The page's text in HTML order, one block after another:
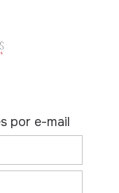
por e-mail